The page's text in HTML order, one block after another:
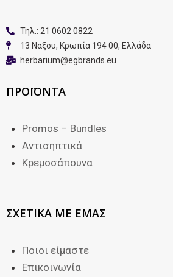
Τηλ.: 21 0602 0822
13 Nαξου, Κρωπία 194 00, Ελλάδα
herbarium@egbrands.eu
ΠΡΟΪΟΝΤΑ
Promos – Bundles
Αντισηπτικά
Κρεμοσάπουνα
ΣΧΕΤΙΚΑ ΜΕ ΕΜΑΣ
Ποιοι είμαστε
Επικοινωνία